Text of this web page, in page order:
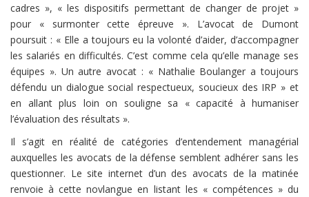
cadres », « les dispositifs permettant de changer de projet »
pour « surmonter cette épreuve ». L’avocat de Dumont
poursuit : « Elle a toujours eu la volonté d’aider, d’accompagner
les salariés en difficultés. C’est comme cela qu’elle manage ses
équipes ». Un autre avocat : « Nathalie Boulanger a toujours
défendu un dialogue social respectueux, soucieux des IRP » et
en allant plus loin on souligne sa « capacité à humaniser
l’évaluation des résultats ».
Il s’agit en réalité de catégories d’entendement managérial
auxquelles les avocats de la défense semblent adhérer sans les
questionner. Le site internet d’un des avocats de la matinée
renvoie à cette novlangue en listant les « compétences » du